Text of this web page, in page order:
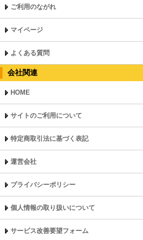
ご利用のながれ
マイページ
よくある質問
会社関連
HOME
サイトのご利用について
特定商取引法に基づく表記
運営会社
プライバシーポリシー
個人情報の取り扱いについて
サービス改善要望フォーム